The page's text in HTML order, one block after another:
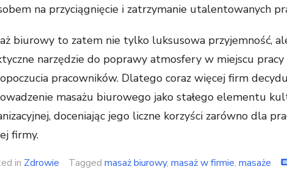
na przyciągnięcie i zatrzymanie utalentowanych
biurowy to zatem nie tylko luksusowa przyjemność,
narzędzie do poprawy atmosfery w miejscu
pracowników. Dlatego coraz więcej firm
masażu biurowego jako stałego elementu
doceniając jego liczne korzyści zarówno dla
firmy.
in Zdrowie Tagged masaż biurowy, masaż w firmie, masaże comment